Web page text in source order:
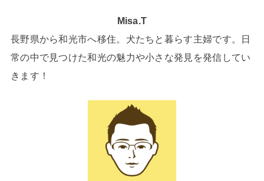
Misa.T
長野県から和光市へ移住。犬たちと暮らす主婦です。日
常の中で見つけた和光の魅力や小さな発見を発信してい
きます！